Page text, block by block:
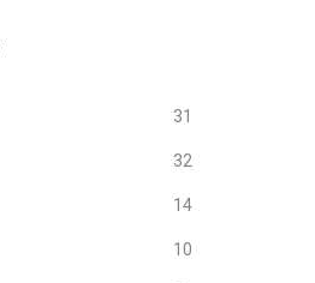
31
32
14
10